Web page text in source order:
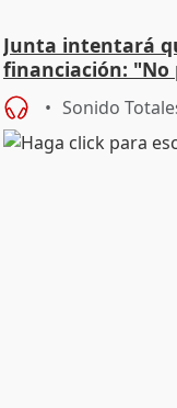
Junta intentará
financiación: "No
Sonido